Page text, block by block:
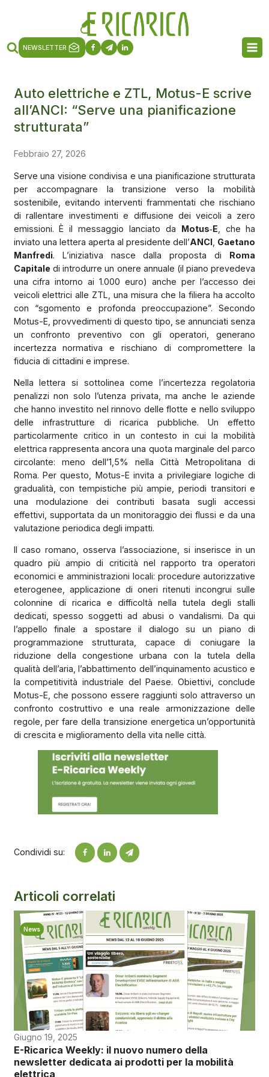
NEWSLETTER
Auto elettriche e ZTL, Motus-E scrive
all’ANCI: “Serve una pianificazione
strutturata”
Febbraio 27, 2026
Serve una visione condivisa e una pianificazione strutturata
per accompagnare la transizione verso la mobilità
sostenibile, evitando interventi frammentati che rischiano
di rallentare investimenti e diffusione dei veicoli a zero
emissioni. È il messaggio lanciato da Motus‑E , che ha
inviato una lettera aperta al presidente dell’ANCI Gaetano
Manfredi. L’iniziativa nasce dalla proposta di Roma
Capitale di introdurre un onere annuale (il piano prevedeva
una cifra intorno ai 1.000 euro) anche per l’accesso dei
veicoli elettrici alle ZTL, una misura che la filiera ha accolto
con “sgomento e profonda preoccupazione”. Secondo
Motus-E, provvedimenti di questo tipo, se annunciati senza
un confronto preventivo con gli operatori, generano
incertezza normativa e rischiano di compromettere la
fiducia di cittadini e imprese.
Nella lettera si sottolinea come l’incertezza regolatoria
penalizzi non solo l’utenza privata, ma anche le aziende
che hanno investito nel rinnovo delle flotte e nello sviluppo
delle infrastrutture di ricarica pubbliche. Un effetto
particolarmente critico in un contesto in cui la mobilità
elettrica rappresenta ancora una quota marginale del parco
circolante: meno dell’1,5% nella Città Metropolitana di
Roma. Per questo, Motus-E invita a privilegiare logiche di
gradualità, con tempistiche più ampie, periodi transitori e
una modulazione dei contributi basata sugli accessi
effettivi, supportata da un monitoraggio dei flussi e da una
valutazione periodica degli impatti.
Il caso romano, osserva l’associazione, si inserisce in un
quadro più ampio di criticità nel rapporto tra operatori
economici e amministrazioni locali: procedure autorizzative
eterogenee, applicazione di oneri ritenuti incongrui sulle
colonnine di ricarica e difficoltà nella tutela degli stalli
dedicati, spesso soggetti ad abusi o vandalismi. Da qui
l’appello finale a spostare il dialogo su un piano di
programmazione strutturata, capace di coniugare la
riduzione della congestione urbana con la tutela della
qualità dell’aria, l’abbattimento dell’inquinamento acustico e
la competitività industriale del Paese. Obiettivi, conclude
Motus-E, che possono essere raggiunti solo attraverso un
confronto costruttivo e una reale armonizzazione delle
regole, per fare della transizione energetica un’opportunità
di crescita e miglioramento della vita nelle città.
Condividi su:
Articoli correlati
News
Giugno 19, 2025
E-Ricarica Weekly: il nuovo numero della
newsletter dedicata ai prodotti per la mobilità
elettrica